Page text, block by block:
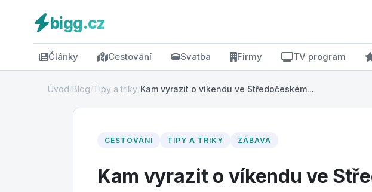
bigg.cz
Články Cestování Svatba Firmy TV program
Úvod Blog Tipy a triky Kam vyrazit o víkendu ve Středočeském...
CESTOVÁNÍ TIPY A TRIKY ZÁBAVA
Kam vyrazit o víkendu ve